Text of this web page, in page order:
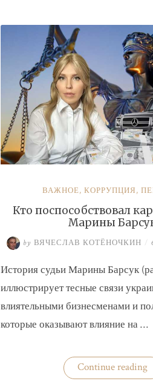
ВАЖНОЕ, КОРРУПЦИЯ,
Кто поспособствовал
Марины
by ВЯЧЕСЛАВ КОТЁНОЧКИН /
История судьи Марины Барсук
иллюстрирует тесные связи
влиятельными бизнесменами и
которые оказывают влияние на …
Continue reading